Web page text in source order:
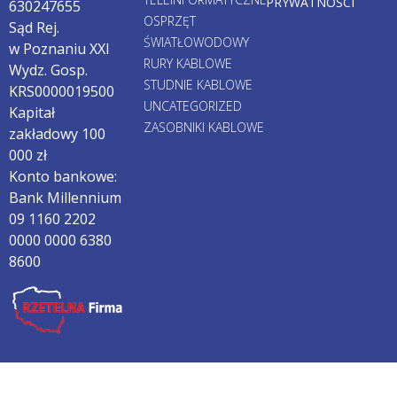
630247655
Sąd Rej.
w Poznaniu XXI
Wydz. Gosp.
KRS0000019500
Kapitał
zakładowy 100
000 zł
Konto bankowe:
Bank Millennium
09 1160 2202
0000 0000 6380
8600
OSPRZĘT
ŚWIATŁOWODOWY
RURY KABLOWE
STUDNIE KABLOWE
UNCATEGORIZED
ZASOBNIKI KABLOWE